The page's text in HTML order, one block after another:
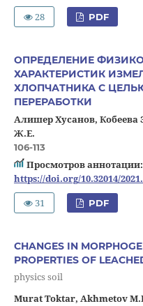
28
PDF
ОПРЕДЕЛЕНИЕ
ХАРАКТЕРИСТИК
ХЛОПЧАТНИКА С
ПЕРЕРАБОТКИ
Алишер Хусанов,
Ж.Е.
106-113
Просмотров аннотации:
https://doi.org/10.32014/
31
PDF
CHANGES IN
PROPERTIES OF
physics soil
Murat Toktar, Akhmetov